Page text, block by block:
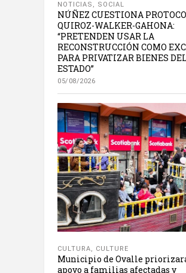
NOTICIAS , SOCIAL
NÚÑEZ CUESTIONA
QUIROZ-WALKER-GAHONA:
“PRETENDEN USAR LA
RECONSTRUCCIÓN COMO
PARA PRIVATIZAR BIENES DEL
ESTADO”
05/08/2026
CULTURA, CULTURE
Municipio de Ovalle
apoyo a familias afectadas y